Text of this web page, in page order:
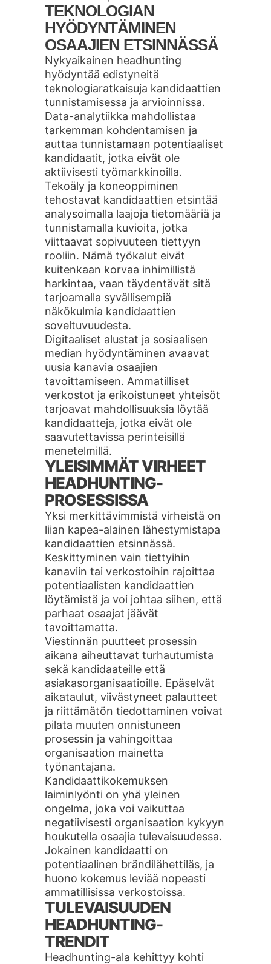
TEKNOLOGIAN
HYÖDYNTÄMINEN
OSAAJIEN ETSINNÄSSÄ
Nykyaikainen headhunting
hyödyntää edistyneitä
teknologiaratkaisuja kandidaattien
tunnistamisessa ja arvioinnissa.
Data-analytiikka mahdollistaa
tarkemman kohdentamisen ja
auttaa tunnistamaan potentiaaliset
kandidaatit, jotka eivät ole
aktiivisesti työmarkkinoilla.
Tekoäly ja koneoppiminen
tehostavat kandidaattien etsintää
analysoimalla laajoja tietomääriä ja
tunnistamalla kuvioita, jotka
viittaavat sopivuuteen tiettyyn
rooliin. Nämä työkalut eivät
kuitenkaan korvaa inhimillistä
harkintaa, vaan täydentävät sitä
tarjoamalla syvällisempiä
näkökulmia kandidaattien
soveltuvuudesta.
Digitaaliset alustat ja sosiaalisen
median hyödyntäminen avaavat
uusia kanavia osaajien
tavoittamiseen. Ammatilliset
verkostot ja erikoistuneet yhteisöt
tarjoavat mahdollisuuksia löytää
kandidaatteja, jotka eivät ole
saavutettavissa perinteisillä
menetelmillä.
YLEISIMMÄT VIRHEET
HEADHUNTING-
PROSESSISSA
Yksi merkittävimmistä virheistä on
liian kapea-alainen lähestymistapa
kandidaattien etsinnässä.
Keskittyminen vain tiettyihin
kanaviin tai verkostoihin rajoittaa
potentiaalisten kandidaattien
löytämistä ja voi johtaa siihen, että
parhaat osaajat jäävät
tavoittamatta.
Viestinnän puutteet prosessin
aikana aiheuttavat turhautumista
sekä kandidaateille että
asiakasorganisaatioille. Epäselvät
aikataulut, viivästyneet palautteet
ja riittämätön tiedottaminen voivat
pilata muuten onnistuneen
prosessin ja vahingoittaa
organisaation mainetta
työnantajana.
Kandidaattikokemuksen
laiminlyönti on yhä yleinen
ongelma, joka voi vaikuttaa
negatiivisesti organisaation kykyyn
houkutella osaajia tulevaisuudessa.
Jokainen kandidaatti on
potentiaalinen brändilähettiläs, ja
huono kokemus leviää nopeasti
ammatillisissa verkostoissa.
TULEVAISUUDEN
HEADHUNTING-
TRENDIT
Headhunting-ala kehittyy kohti